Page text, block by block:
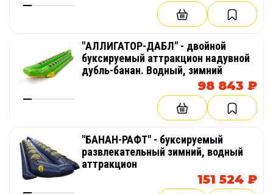
"АЛЛИГАТОР-ДАБЛ" - двойной
буксируемый аттракцион надувной
дубль-банан. Водный, зимний
98 843 ₽
"БАНАН-РАФТ" - буксируемый
развлекательный зимний, водный
аттракцион
151 524 ₽